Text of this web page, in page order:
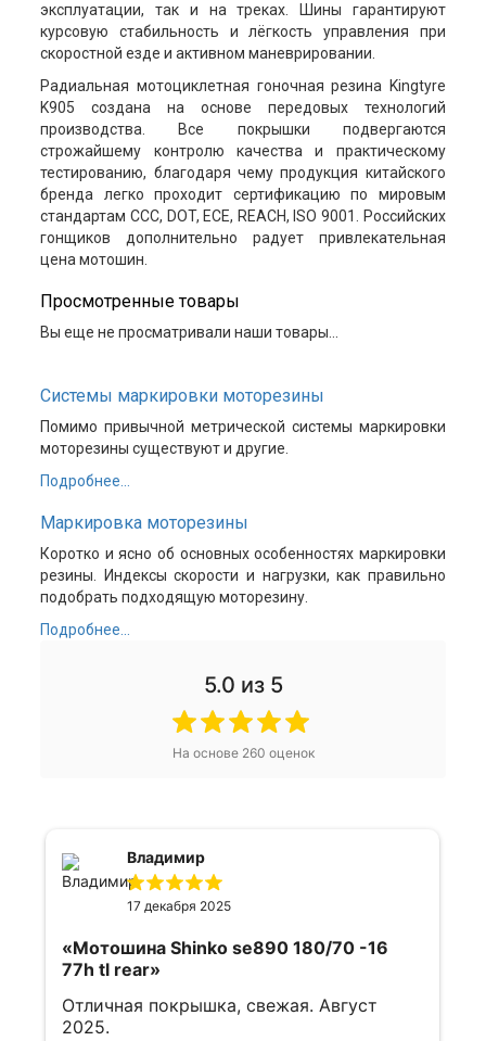
эксплуатации, так и на треках. Шины гарантируют
курсовую стабильность и лёгкость управления при
скоростной езде и активном маневрировании.
Радиальная мотоциклетная гоночная резина Kingtyre
K905 создана на основе передовых технологий
производства. Все покрышки подвергаются
строжайшему контролю качества и практическому
тестированию, благодаря чему продукция китайского
бренда легко проходит сертификацию по мировым
стандартам ССС, DOT, ЕСЕ, REACH, ISO 9001. Российских
гонщиков дополнительно радует привлекательная
цена мотошин.
Просмотренные товары
Вы еще не просматривали наши товары...
Системы маркировки моторезины
Помимо привычной метрической системы маркировки
моторезины существуют и другие.
Подробнее...
Маркировка моторезины
Коротко и ясно об основных особенностях маркировки
резины. Индексы скорости и нагрузки, как правильно
подобрать подходящую моторезину.
Подробнее...
5.0 из 5
На основе 260 оценок
Владимир
17 декабря 2025
«Мотошина Shinko se890 180/70 -16
77h tl rear»
Отличная покрышка, свежая. Август
2025.